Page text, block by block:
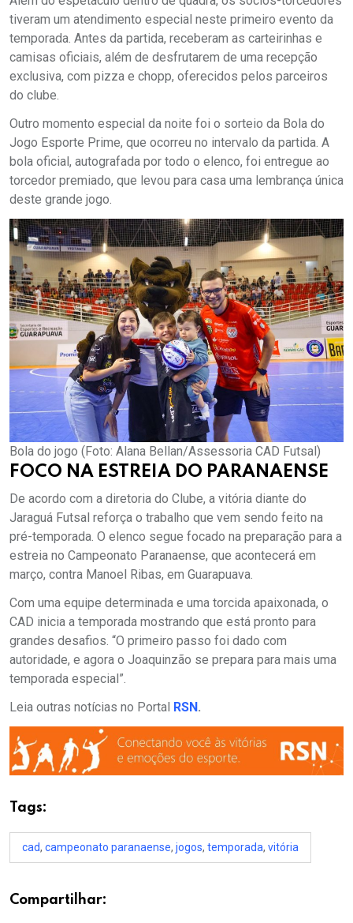
tiveram um atendimento especial neste primeiro evento da
temporada. Antes da partida, receberam as carteirinhas e
camisas oficiais, além de desfrutarem de uma recepção
exclusiva, com pizza e chopp, oferecidos pelos parceiros
do clube.
Outro momento especial da noite foi o sorteio da Bola do
Jogo Esporte Prime, que ocorreu no intervalo da partida. A
bola oficial, autografada por todo o elenco, foi entregue ao
torcedor premiado, que levou para casa uma lembrança única
deste grande jogo.
Bola do jogo (Foto: Alana Bellan/Assessoria CAD Futsal)
FOCO NA ESTREIA DO PARANAENSE
De acordo com a diretoria do Clube, a vitória diante do
Jaraguá Futsal reforça o trabalho que vem sendo feito na
pré-temporada. O elenco segue focado na preparação para a
estreia no Campeonato Paranaense, que acontecerá em
março, contra Manoel Ribas, em Guarapuava.
Com uma equipe determinada e uma torcida apaixonada, o
CAD inicia a temporada mostrando que está pronto para
grandes desafios. “O primeiro passo foi dado com
autoridade, e agora o Joaquinzão se prepara para mais uma
temporada especial”.
Leia outras notícias no Portal RSN.
Tags:
cad, campeonato paranaense, jogos, temporada, vitória
Compartilhar: